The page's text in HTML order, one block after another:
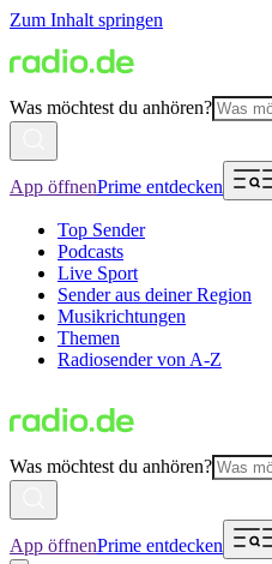
Zum Inhalt springen
Was möchtest du anhören?
App öffnenPrime entdecken
Top Sender
Podcasts
Live Sport
Sender aus deiner Region
Musikrichtungen
Themen
Radiosender von A-Z
Was möchtest du anhören?
App öffnenPrime entdecken